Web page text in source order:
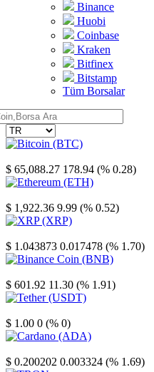
Binance
Huobi
Coinbase
Kraken
Bitfinex
Bitstamp
Tüm Borsalar
$ 65,088.27 178.94 (% 0.28)
$ 1,922.36 9.99 (% 0.52)
$ 1.043873 0.017478 (% 1.70)
$ 601.92 11.30 (% 1.91)
$ 1.00 0 (% 0)
$ 0.200202 0.003324 (% 1.69)